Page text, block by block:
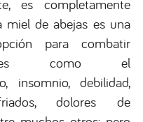
es completamente
miel de abejas es una
para combatir
como el
insomnio, debilidad,
dolores de